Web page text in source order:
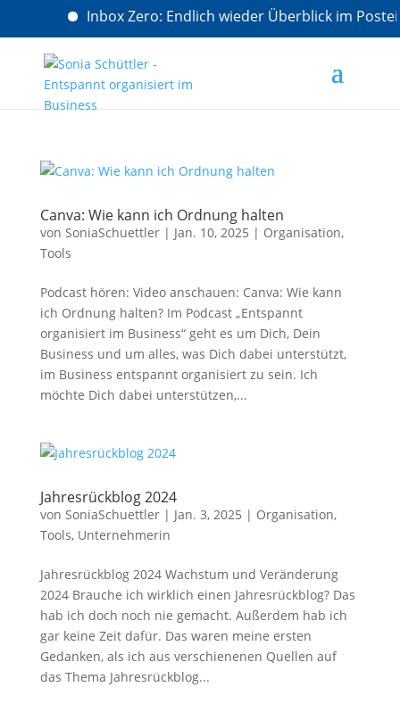
Inbox Zero: Endlich wieder Überblick im
Canva: Wie kann ich Ordnung halten
von SoniaSchuettler| Jan. 10, 2025 | Organisation,
Tools
Podcast hören: Video anschauen: Canva: Wie kann
ich Ordnung halten? Im Podcast „Entspannt
organisiert im Business“ geht es um Dich, Dein
Business und um alles, was Dich dabei unterstützt,
im Business entspannt organisiert zu sein. Ich
möchte Dich dabei unterstützen,...
Jahresrückblog 2024
von SoniaSchuettler| Jan. 3, 2025 | Organisation,
Tools, Unternehmerin
Jahresrückblog 2024 Wachstum und Veränderung
2024 Brauche ich wirklich einen Jahresrückblog? Das
hab ich doch noch nie gemacht. Außerdem hab ich
gar keine Zeit dafür. Das waren meine ersten
Gedanken, als ich aus verschienenen Quellen auf
das Thema Jahresrückblog...